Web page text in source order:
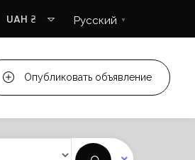
UAH ₴ Русский ▼
Опубликовать объявление